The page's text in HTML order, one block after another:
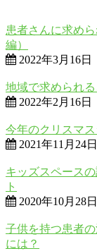
患者さんに求め
編）
2022年3月16日
地域で求められ
2022年2月16日
今年のクリスマ
2021年11月24日
キッズスペース
ト
2020年10月28日
子供を持つ患者
には？